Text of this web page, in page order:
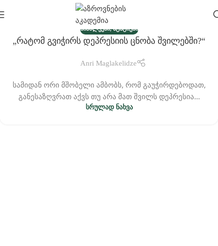
19
ᲡᲘᲐᲮᲚᲔᲔᲑᲘ,ᲡᲢᲐᲢᲘᲔᲑᲘ
„რატომ Გვიჭირს Დეპრესიის Ცნობა Შვილებში?“
Anri Maglakelidze
სამიდან ორი მშობელი ამბობს, რომ გაუჭირდებოდათ,
განესაზღვრათ აქვს თუ არა მათ შვილს დეპრესია...
ᲡᲠᲣᲚᲐᲓ ᲜᲐᲮᲕᲐ